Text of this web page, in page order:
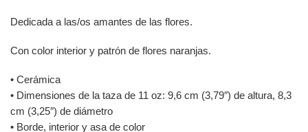
Dedicada a las/os amantes de las flores.
Con color interior y patrón de flores naranjas.
• Cerámica
• Dimensiones de la taza de 11 oz: 9,6 cm (3,79″) de altura, 8,3
cm (3,25″) de diámetro
• Borde, interior y asa de color